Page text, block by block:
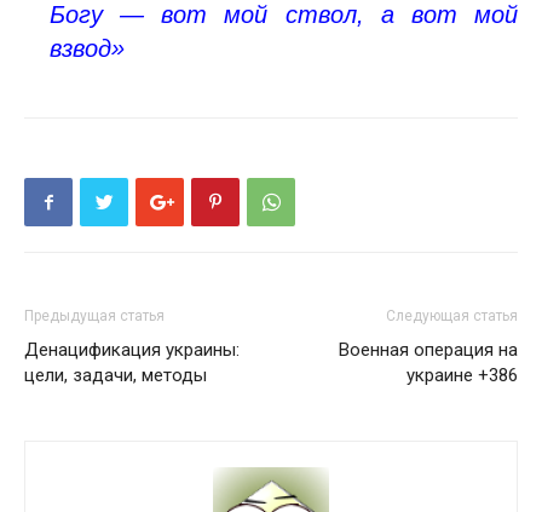
Богу — вот мой ствол, а вот мой
взвод»
Предыдущая статья
Денацификация украины:
цели, задачи, методы
Следующая статья
Военная операция на
украине +386